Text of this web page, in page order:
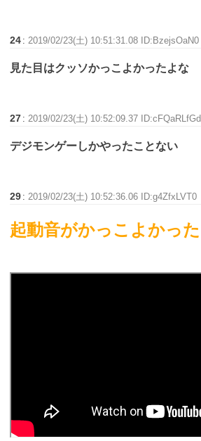
24 :2019/02/23(土) 10:51:31.08 ID:BzejsOaN0
見た目はクッソかっこよかったよな
27 :2019/02/23(土) 10:52:09.37 ID:cFQaRLfGd
デジモンゲーしかやったことない
29 :2019/02/23(土) 10:52:36.06 ID:g4ZfxLVT0
起動音がかっこよかった